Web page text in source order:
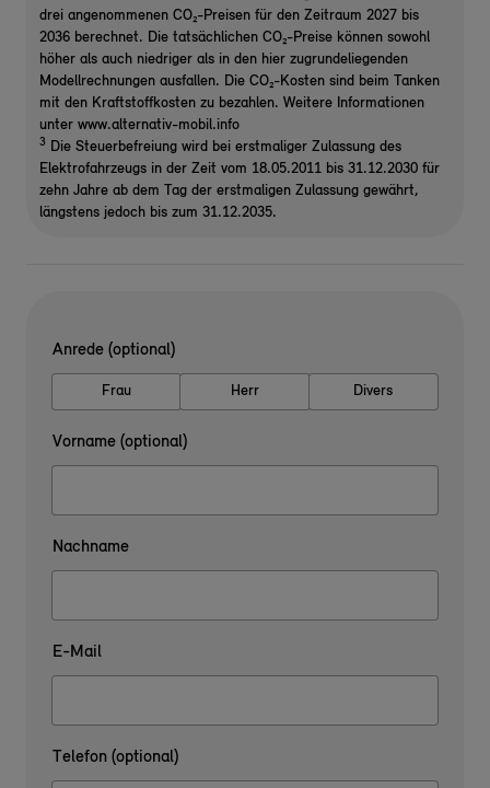
drei angenommenen CO₂-Preisen für den Zeitraum 2027 bis
2036 berechnet. Die tatsächlichen CO₂-Preise können sowohl
höher als auch niedriger als in den hier zugrundeliegenden
Modellrechnungen ausfallen. Die CO₂-Kosten sind beim Tanken
mit den Kraftstoffkosten zu bezahlen. Weitere Informationen
unter www.alternativ-mobil.info
3 Die Steuerbefreiung wird bei erstmaliger Zulassung des
Elektrofahrzeugs in der Zeit vom 18.05.2011 bis 31.12.2030 für
zehn Jahre ab dem Tag der erstmaligen Zulassung gewährt,
längstens jedoch bis zum 31.12.2035.
Anrede (optional)
Frau Herr Divers
Vorname (optional)
Nachname
E-Mail
Telefon (optional)